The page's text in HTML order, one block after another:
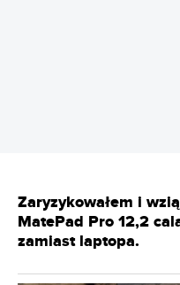
Zaryzykowałem i
MatePad Pro 12,2
zamiast laptopa.